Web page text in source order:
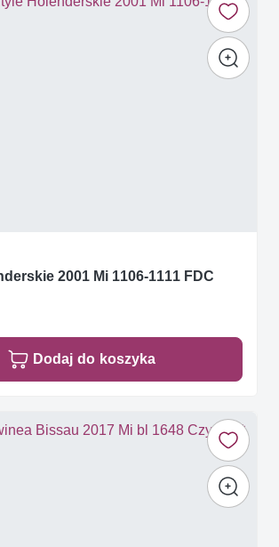
2001 Mi 1106-1111 FDC
Dodaj do koszyka